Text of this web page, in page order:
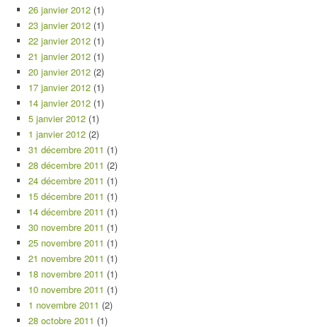
26 janvier 2012 (1)
23 janvier 2012 (1)
22 janvier 2012 (1)
21 janvier 2012 (1)
20 janvier 2012 (2)
17 janvier 2012 (1)
14 janvier 2012 (1)
5 janvier 2012 (1)
1 janvier 2012 (2)
31 décembre 2011 (1)
28 décembre 2011 (2)
24 décembre 2011 (1)
15 décembre 2011 (1)
14 décembre 2011 (1)
30 novembre 2011 (1)
25 novembre 2011 (1)
21 novembre 2011 (1)
18 novembre 2011 (1)
10 novembre 2011 (1)
1 novembre 2011 (2)
28 octobre 2011 (1)